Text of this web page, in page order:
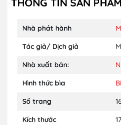
THÔNG TIN SẢN PHẨM
Nhà phát hành
Tác giả/ Dịch giả
Nhà xuất bản:
Hình thức bìa
Số trang 16
Kích thước